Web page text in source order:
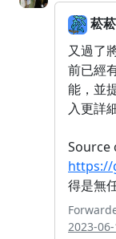
菘菘
又過了
前已經
能，並
入更詳
Source
https://
得是無
2023-